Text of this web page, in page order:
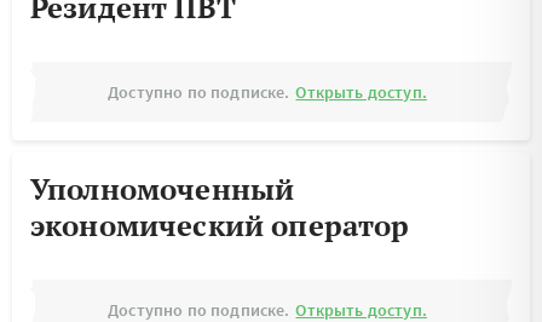
Доступно по подписке. Открыть доступ.
Уполномоченный
экономический оператор
Доступно по подписке. Открыть доступ.